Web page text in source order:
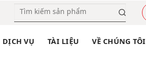
DỊCH VỤ TÀI LIỆU VỀ CHÚNG TÔI